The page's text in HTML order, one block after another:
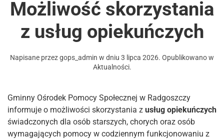
Możliwość skorzystania
z usług opiekuńczych
Napisane przezgops_admin w dniu 3 lipca 2026. Opublikowano w
Aktualności.
Gminny Ośrodek Pomocy Społecznej w Radgoszczy
informuje o możliwości skorzystania z usług opiekuńczych
świadczonych dla osób starszych, chorych oraz osób
wymagających pomocy w codziennym funkcjonowaniu z